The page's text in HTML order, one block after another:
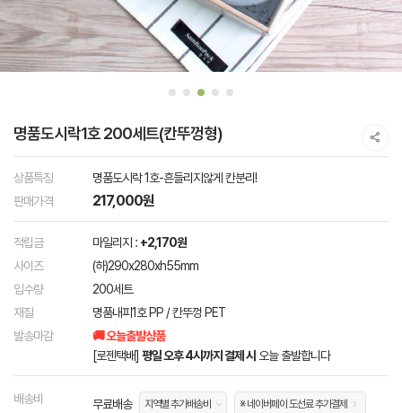
명품도시락1호 200세트(칸뚜껑형)
상품특징
명품도시락 1호-흔들리지않게 칸분리!
판매가격
217,000원
적립금 마일리지 : +2,170원
사이즈
(하)290x280xh55mm
입수량
200세트
재질
명품내피1호 PP / 칸뚜껑 PET
발송마감
🚚 오늘출발상품
[로젠택배] 평일 오후 4시까지 결제 시 오늘 출발합니다
배송비 무료배송 지역별 추가배송비 ※ 네이버페이 도선료 추가결제